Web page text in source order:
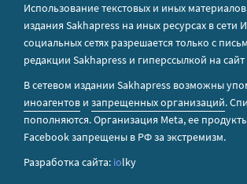
Использование текстовых и иных материалов
издания Sakhapress на иных ресурсах в сети
социальных сетях разрешается только с
редакции Sakhapress и гиперссылкой на
В сетевом издании Sakhapress возможны
иноагентов и запрещенных организаций.
пополняются. Организация Metа, ее
Facebook запрещены в РФ за экстремизм.
Разработка сайта: iolky